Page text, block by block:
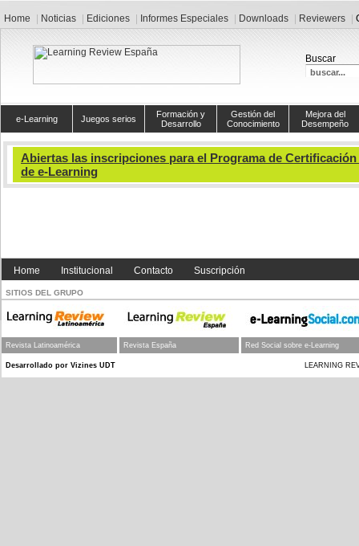
Home Noticias Ediciones Informes Especiales Downloads Reviewers
Buscar
e-Learning Juegos serios
Formación y
Desarrollo
Gestión del
Conocimiento
Mejora del
Desempeño
Abiertas las inscripciones para el Programa de
de e-Learning
El 27 de Abril inicia el Programa ejecutivo de
Consulte por descuentos y por promociones para los
ingresando aquí
< Anterior Siguiente >
Home Institucional Contacto Suscripción
SITIOS DEL GRUPO
Revista Latinoamérica Revista España Red Social sobre e-Learning
Desarrollado por Vizines UDT LEARNING